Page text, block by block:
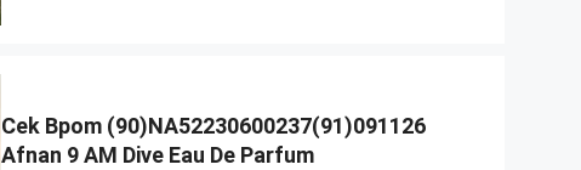
Cek Bpom (90)NA52230600237(91)091126
Afnan 9 AM Dive Eau De Parfum